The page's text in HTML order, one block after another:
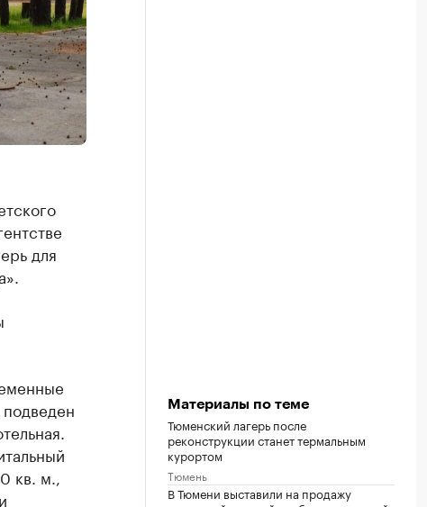
для
кв. м.,
Материалы по теме
Тюменский лагерь после
реконструкции станет термальным
курортом
Тюмень
В Тюмени выставили на продажу